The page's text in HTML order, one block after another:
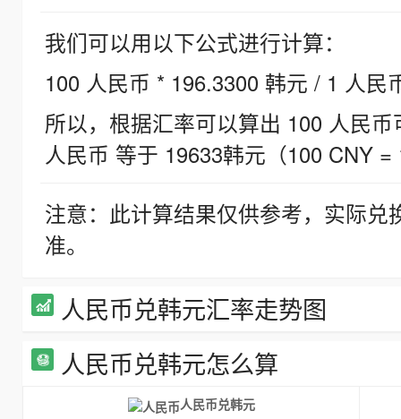
我们可以用以下公式进行计算：
100 人民币 * 196.3300 韩元 / 1 人民
所以，根据汇率可以算出 100 人民
人民币 等于 19633韩元（100 CNY =
注意：此计算结果仅供参考，实际
准。
人民币兑韩元汇率走势图
人民币兑韩元怎么算
人民币兑韩元